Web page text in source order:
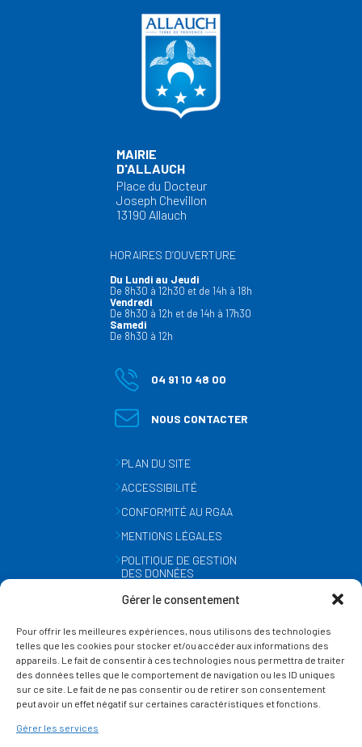
Gérer le consentement
Pour offrir les meilleures expériences, nous utilisons des technologies
telles que les cookies pour stocker et/ou accéder aux informations des
appareils. Le fait de consentir à ces technologies nous permettra de traiter
des données telles que le comportement de navigation ou les ID uniques
sur ce site. Le fait de ne pas consentir ou de retirer son consentement
peut avoir un effet négatif sur certaines caractéristiques et fonctions.
Gérer les services
MAIRIE
D'ALLAUCH
Place du Docteur
Joseph Chevillon
13190 Allauch
HORAIRES D’OUVERTURE
Du Lundi au Jeudi
De 8h30 à 12h30 et de 14h à 18h
Vendredi
De 8h30 à 12h et de 14h à 17h30
Samedi
De 8h30 à 12h
04 91 10 48 00
NOUS CONTACTER
PLAN DU SITE
ACCESSIBILITÉ
CONFORMITÉ AU RGAA
MENTIONS LÉGALES
POLITIQUE DE GESTION
DES DONNÉES
GESTION DES COOKIES
SUIVEZ-NOUS
SUR LES RÉSEAUX